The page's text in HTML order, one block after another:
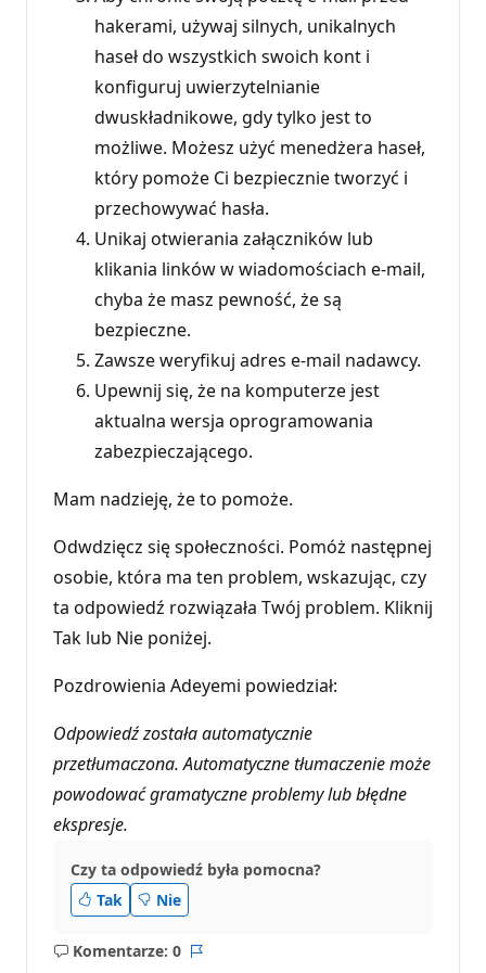
hakerami, używaj silnych, unikalnych
haseł do wszystkich swoich kont i
konfiguruj uwierzytelnianie
dwuskładnikowe, gdy tylko jest to
możliwe. Możesz użyć menedżera haseł,
który pomoże Ci bezpiecznie tworzyć i
przechowywać hasła.
Unikaj otwierania załączników lub
klikania linków w wiadomościach e-mail,
chyba że masz pewność, że są
bezpieczne.
Zawsze weryfikuj adres e-mail nadawcy.
Upewnij się, że na komputerze jest
aktualna wersja oprogramowania
zabezpieczającego.
Mam nadzieję, że to pomoże.
Odwdzięcz się społeczności. Pomóż następnej
osobie, która ma ten problem, wskazując, czy
ta odpowiedź rozwiązała Twój problem. Kliknij
Tak lub Nie poniżej.
Pozdrowienia Adeyemi powiedział:
Odpowiedź została automatycznie
przetłumaczona. Automatyczne tłumaczenie może
powodować gramatyczne problemy lub błędne
ekspresje.
Czy ta odpowiedź była pomocna?
Tak
Nie
Komentarze: 0
Brak